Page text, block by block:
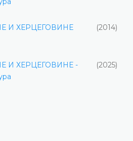
И ХЕРЦЕГОВИНЕ
(2014)
И ХЕРЦЕГОВИНЕ -
(2025)